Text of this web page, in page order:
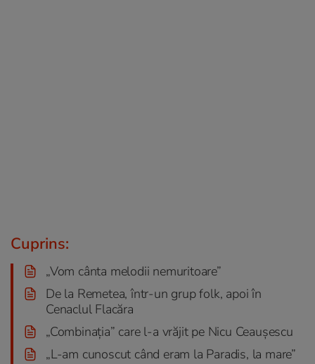
Cuprins:
„Vom cânta melodii nemuritoare”
De la Remetea, într-un grup folk, apoi în
Cenaclul Flacăra
„Combinația” care l-a vrăjit pe Nicu Ceaușescu
„L-am cunoscut când eram la Paradis, la mare”